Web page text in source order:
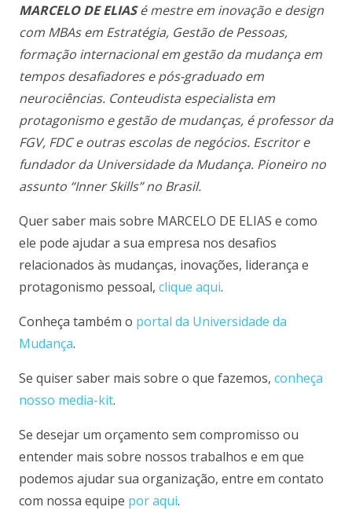
MARCELO DE ELIASé mestre em inovação e design
com MBAs em Estratégia, Gestão de Pessoas,
formação internacional em gestão da mudança em
tempos desafiadores e pós-graduado em
neurociências. Conteudista especialista em
protagonismo e gestão de mudanças, é professor da
FGV, FDC e outras escolas de negócios. Escritor e
fundador da Universidade da Mudança. Pioneiro no
assunto “Inner Skills” no Brasil.
Quer saber mais sobre MARCELO DE ELIAS e como
ele pode ajudar a sua empresa nos desafios
relacionados às mudanças, inovações, liderança e
protagonismo pessoal, clique aqui.
Conheça também o portal da Universidade da
Mudança.
Se quiser saber mais sobre o que fazemos, conheça
nosso media-kit.
Se desejar um orçamento sem compromisso ou
entender mais sobre nossos trabalhos e em que
podemos ajudar sua organização, entre em contato
com nossa equipe por aqui.